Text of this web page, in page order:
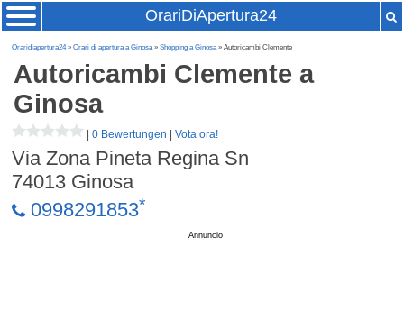
OrariDiApertura24
Oraridiapertura24»Orari di apertura a Ginosa»Shopping a Ginosa» Autoricambi Clemente
Autoricambi Clemente a
Ginosa
|0 Bewertungen |Vota ora!
Via Zona Pineta Regina Sn
74013 Ginosa
0998291853*
Annuncio